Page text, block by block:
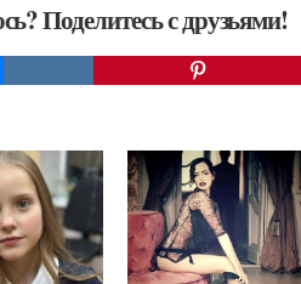
Поделитесь с друзьями!